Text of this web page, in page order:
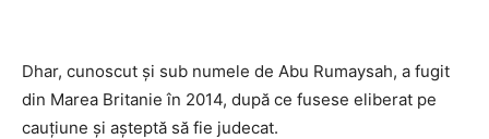
Dhar, cunoscut şi sub numele de Abu Rumaysah, a fugit
din Marea Britanie în 2014, după ce fusese eliberat pe
cauţiune şi aşteptă să fie judecat.